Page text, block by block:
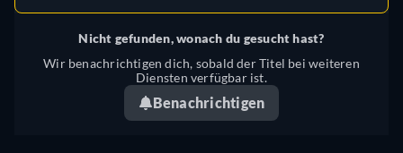
Nicht gefunden, wonach du gesucht hast?
Wir benachrichtigen dich, sobald der Titel bei weiteren
Diensten verfügbar ist.
Benachrichtigen